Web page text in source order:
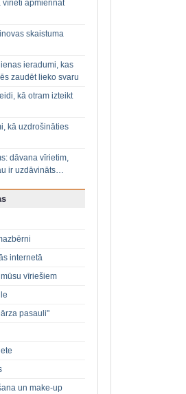
vīrieti apmierināt
skaistuma
ieradumi, kas
zaudēt lieko svaru
kā otram izteikt
kā uzdrošināties
dāvana vīrietim,
ir uzdāvināts…
internetā
vīriešiem
pasauli"
un make-up